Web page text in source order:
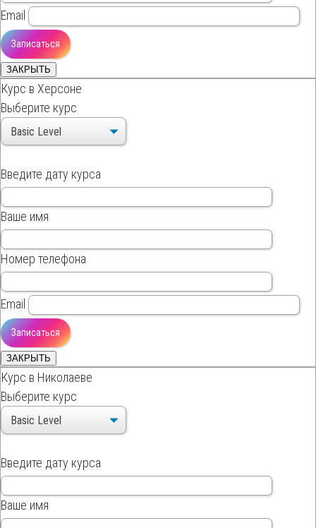
Email
ЗАКРЫТЬ
Курс в Херсоне
Выберите курс
Введите дату курса
Ваше имя
Номер телефона
Email
ЗАКРЫТЬ
Курс в Николаеве
Выберите курс
Введите дату курса
Ваше имя